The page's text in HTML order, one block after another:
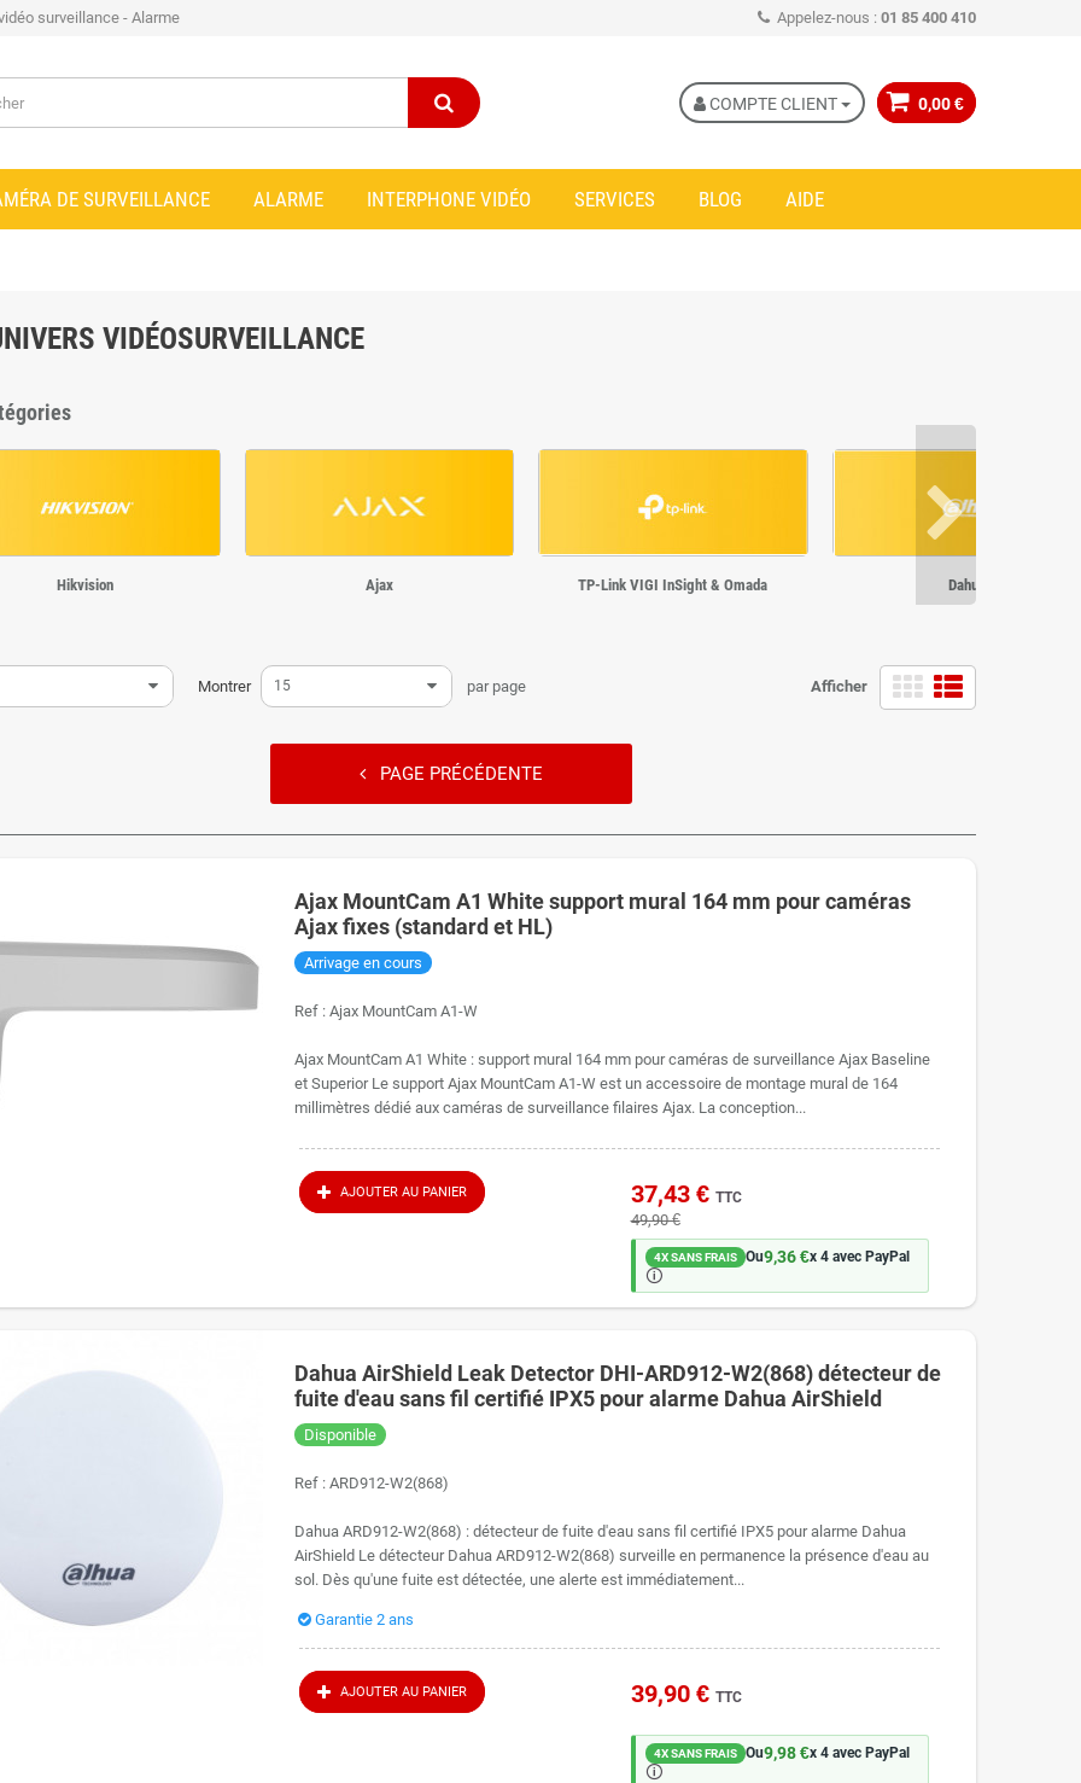
surveillance - Alarme Appelez-nous : 01 85 400 410
0,00 €
COMPTE CLIENT
DE SURVEILLANCE ALARME INTERPHONE VIDÉO SERVICES BLOG AIDE
VIDÉOSURVEILLANCE
Hikvision Ajax TP-Link VIGI InSight & Omada Dahua
Afficher
Montrer 15 par page
PAGE PRÉCÉDENTE
Ajax MountCam A1 White support mural 164 mm pour caméras
Ajax fixes (standard et HL)
Arrivage en cours
Ref : Ajax MountCam A1-W
Ajax MountCam A1 White : support mural 164 mm pour caméras de surveillance Ajax Baseline
et Superior Le support Ajax MountCam A1-W est un accessoire de montage mural de 164
millimètres dédié aux caméras de surveillance filaires Ajax. La conception...
AJOUTER AU PANIER 37,43 € TTC
49,90 €
4X SANS FRAIS Ou9,36 €x 4 avec PayPal
🛈
Dahua AirShield Leak Detector DHI-ARD912-W2(868) détecteur de
fuite d'eau sans fil certifié IPX5 pour alarme Dahua AirShield
Disponible
Ref : ARD912-W2(868)
Dahua ARD912-W2(868) : détecteur de fuite d'eau sans fil certifié IPX5 pour alarme Dahua
AirShield Le détecteur Dahua ARD912-W2(868) surveille en permanence la présence d'eau au
sol. Dès qu'une fuite est détectée, une alerte est immédiatement...
Garantie 2 ans
AJOUTER AU PANIER 39,90 € TTC
4X SANS FRAIS Ou9,98 €x 4 avec PayPal
🛈